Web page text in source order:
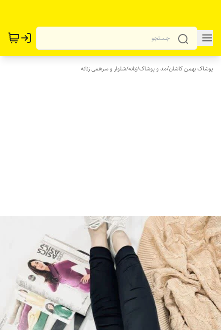
پوشاک بهمن کاشان/مد و پوشاک/زنانه/شلوار و سرهمی زنانه